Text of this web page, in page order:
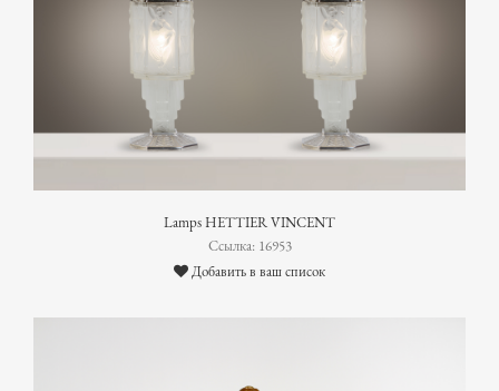
Lamps HETTIER VINCENT
Ссылка: 16953
Добавить в ваш список